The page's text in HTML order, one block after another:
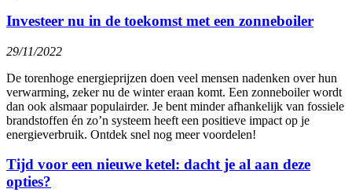
Investeer nu in de toekomst met een zonneboiler
29/11/2022
De torenhoge energieprijzen doen veel mensen nadenken over hun
verwarming, zeker nu de winter eraan komt. Een zonneboiler wordt
dan ook alsmaar populairder. Je bent minder afhankelijk van fossiele
brandstoffen én zo’n systeem heeft een positieve impact op je
energieverbruik. Ontdek snel nog meer voordelen!
Tijd voor een nieuwe ketel: dacht je al aan deze
opties?